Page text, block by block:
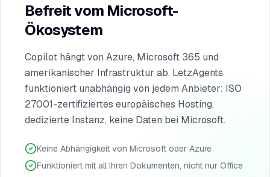
Befreit vom Microsoft-
Ökosystem
Copilot hängt von Azure, Microsoft 365 und
amerikanischer Infrastruktur ab. LetzAgents
funktioniert unabhängig von jedem Anbieter: ISO
27001-zertifiziertes europäisches Hosting,
dedizierte Instanz, keine Daten bei Microsoft.
Keine Abhängigkeit von Microsoft oder Azure
Funktioniert mit all Ihren Dokumenten, nicht nur Office